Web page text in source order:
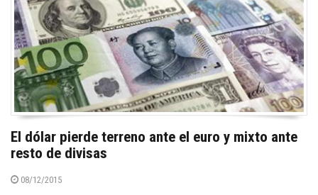
El dólar pierde terreno ante el euro y mixto ante
resto de divisas
08/12/2015